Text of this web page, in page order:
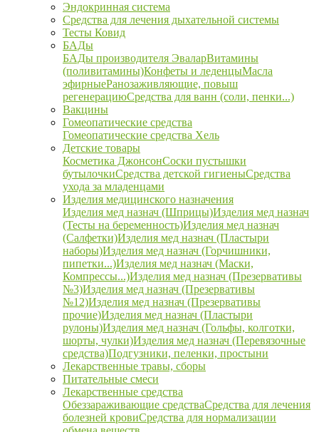
Эндокринная система
Средства для лечения дыхательной системы
Тесты Ковид
БАДы
БАДы производителя ЭваларВитамины
(поливитамины)Конфеты и леденцыМасла
эфирныеРанозаживляющие, повыш
регенерациюСредства для ванн (соли, пенки...)
Вакцины
Гомеопатические средства
Гомеопатические средства Хель
Детские товары
Косметика ДжонсонСоски пустышки
бутылочкиСредства детской гигиеныСредства
ухода за младенцами
Изделия медицинского назначения
Изделия мед назнач (Шприцы)Изделия мед назнач
(Тесты на беременность)Изделия мед назнач
(Салфетки)Изделия мед назнач (Пластыри
наборы)Изделия мед назнач (Горчишники,
пипетки...)Изделия мед назнач (Маски,
Компрессы...)Изделия мед назнач (Презервативы
№3)Изделия мед назнач (Презервативы
№12)Изделия мед назнач (Презервативы
прочие)Изделия мед назнач (Пластыри
рулоны)Изделия мед назнач (Гольфы, колготки,
шорты, чулки)Изделия мед назнач (Перевязочные
средства)Подгузники, пеленки, простыни
Лекарственные травы, сборы
Питательные смеси
Лекарственные средства
Обеззараживающие средстваСредства для лечения
болезней кровиСредства для нормализации